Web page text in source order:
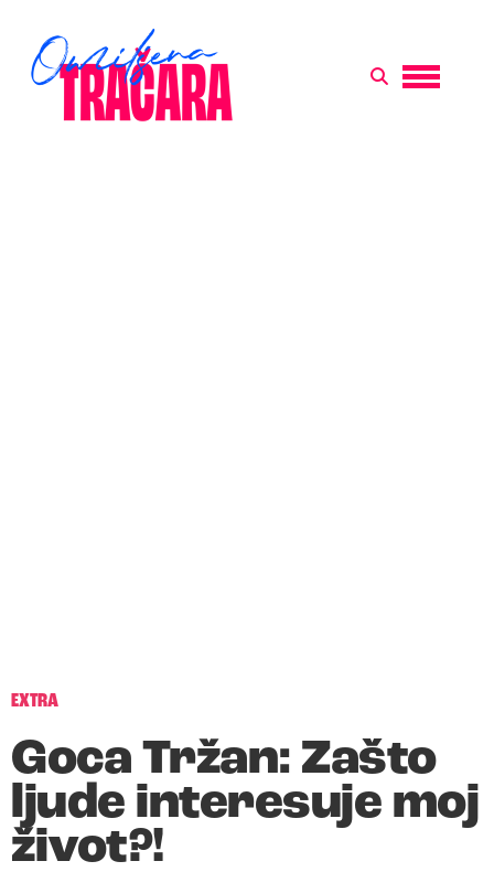
EXTRA
Goca Tržan: Zašto
ljude interesuje moj
život?!